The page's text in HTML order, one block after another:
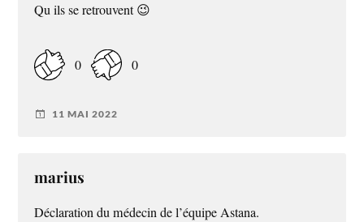
Qu ils se retrouvent 😉
0 0
11 MAI 2022
marius
Déclaration du médecin de l’équipe Astana.